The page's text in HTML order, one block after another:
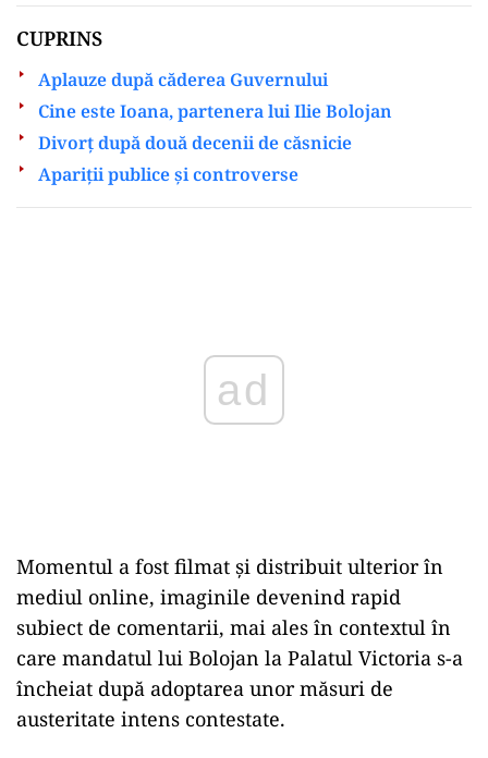
CUPRINS
Aplauze după căderea Guvernului
Cine este Ioana, partenera lui Ilie Bolojan
Divorț după două decenii de căsnicie
Apariții publice și controverse
Momentul a fost filmat și distribuit ulterior în
mediul online, imaginile devenind rapid
subiect de comentarii, mai ales în contextul în
care mandatul lui Bolojan la Palatul Victoria s-a
încheiat după adoptarea unor măsuri de
austeritate intens contestate.